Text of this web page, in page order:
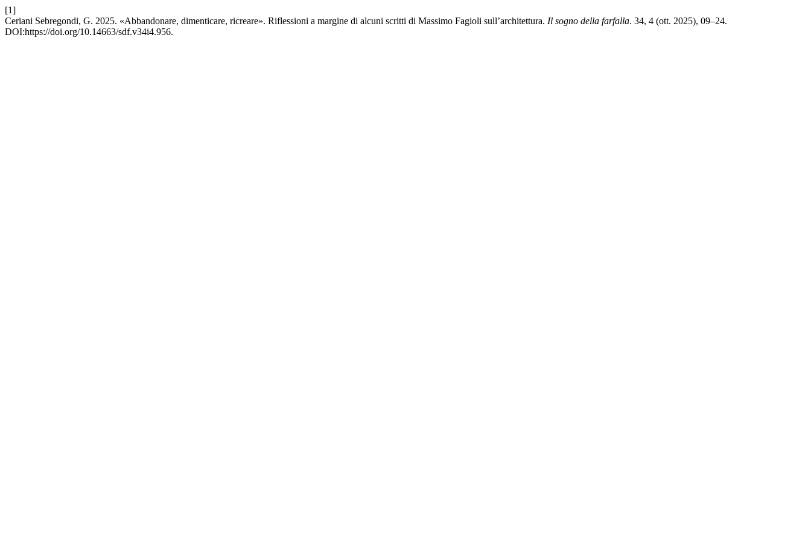
[1]
Ceriani Sebregondi, G. 2025. «Abbandonare, dimenticare, ricreare». Riflessioni a margine di alcuni scritti di Massimo Fagioli sull’architettura. Il sogno della farfalla. 34, 4 (ott. 2025), 09–24.
DOI:https://doi.org/10.14663/sdf.v34i4.956.